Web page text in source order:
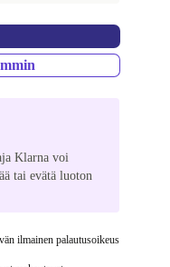
Klarna voi
tai evätä luoton
ilmainen palautusoikeus